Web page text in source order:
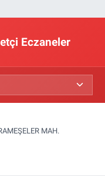
Eczaneler
MAH.